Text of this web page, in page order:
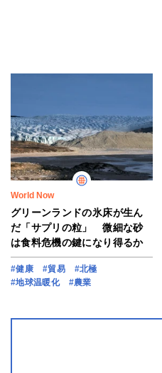
World Now
グリーンランドの氷床が生ん
だ「サプリの粒」 微細な砂
は食料危機の鍵になり得るか
#健康 #貿易
#北極
#地球温暖化
#農業